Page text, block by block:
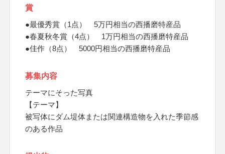
賞
●最優秀賞（1点） 5万円相当の西播磨特産品
●春夏秋冬賞（4点） 1万円相当の西播磨特産品
●佳作（8点） 5000円相当の西播磨特産品
募集内容
テーマにそった写真
【テーマ】
被写体にダム堤体または関連構造物を入れた季節感
のある作品